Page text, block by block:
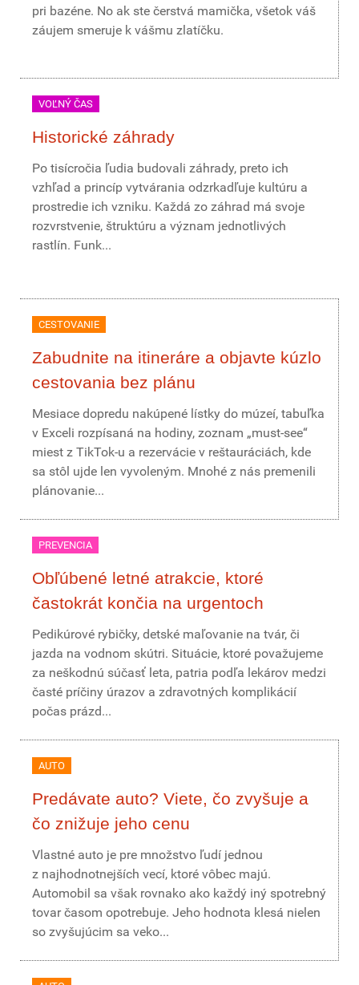
pri bazéne. No ak ste čerstvá mamička, všetok váš
záujem smeruje k vášmu zlatíčku.
VOĽNÝ ČAS
Historické záhrady
Po tisícročia ľudia budovali záhrady, preto ich
vzhľad a princíp vytvárania odzrkadľuje kultúru a
prostredie ich vzniku. Každá zo záhrad má svoje
rozvrstvenie, štruktúru a význam jednotlivých
rastlín. Funk...
CESTOVANIE
Zabudnite na itineráre a objavte kúzlo
cestovania bez plánu
Mesiace dopredu nakúpené lístky do múzeí, tabuľka
v Exceli rozpísaná na hodiny, zoznam „must-see“
miest z TikTok-u a rezervácie v reštauráciách, kde
sa stôl ujde len vyvoleným. Mnohé z nás premenili
plánovanie...
PREVENCIA
Obľúbené letné atrakcie, ktoré
častokrát končia na urgentoch
Pedikúrové rybičky, detské maľovanie na tvár, či
jazda na vodnom skútri. Situácie, ktoré považujeme
za neškodnú súčasť leta, patria podľa lekárov medzi
časté príčiny úrazov a zdravotných komplikácií
počas prázd...
AUTO
Predávate auto? Viete, čo zvyšuje a
čo znižuje jeho cenu
Vlastné auto je pre množstvo ľudí jednou
z najhodnotnejších vecí, ktoré vôbec majú.
Automobil sa však rovnako ako každý iný spotrebný
tovar časom opotrebuje. Jeho hodnota klesá nielen
so zvyšujúcim sa veko...